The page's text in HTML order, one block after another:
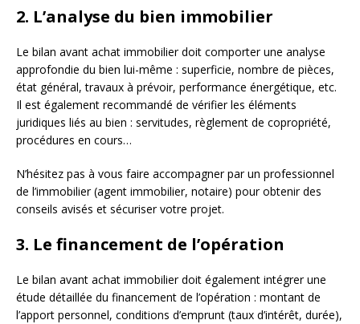
2. L’analyse du bien immobilier
Le bilan avant achat immobilier doit comporter une analyse
approfondie du bien lui-même : superficie, nombre de pièces,
état général, travaux à prévoir, performance énergétique, etc.
Il est également recommandé de vérifier les éléments
juridiques liés au bien : servitudes, règlement de copropriété,
procédures en cours…
N’hésitez pas à vous faire accompagner par un professionnel
de l’immobilier (agent immobilier, notaire) pour obtenir des
conseils avisés et sécuriser votre projet.
3. Le financement de l’opération
Le bilan avant achat immobilier doit également intégrer une
étude détaillée du financement de l’opération : montant de
l’apport personnel, conditions d’emprunt (taux d’intérêt, durée),